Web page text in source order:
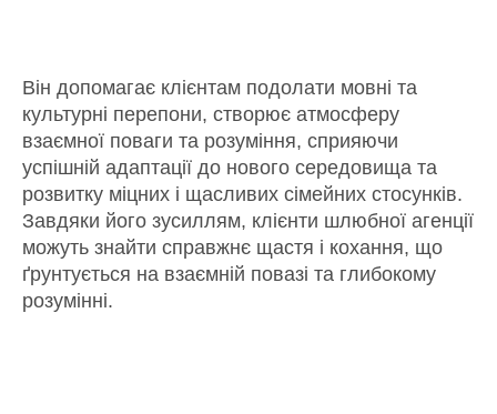
Він допомагає клієнтам подолати мовні та
культурні перепони, створює атмосферу
взаємної поваги та розуміння, сприяючи
успішній адаптації до нового середовища та
розвитку міцних і щасливих сімейних стосунків.
Завдяки його зусиллям, клієнти шлюбної агенції
можуть знайти справжнє щастя і кохання, що
ґрунтується на взаємній повазі та глибокому
розумінні.